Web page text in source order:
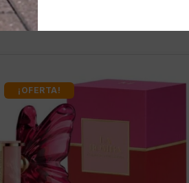
¡OFERTA!